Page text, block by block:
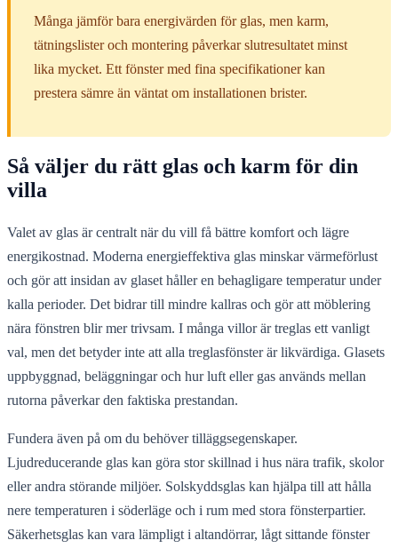
Många jämför bara energivärden för glas, men karm,
tätningslister och montering påverkar slutresultatet minst
lika mycket. Ett fönster med fina specifikationer kan
prestera sämre än väntat om installationen brister.
Så väljer du rätt glas och karm för din
villa
Valet av glas är centralt när du vill få bättre komfort och lägre
energikostnad. Moderna energieffektiva glas minskar värmeförlust
och gör att insidan av glaset håller en behagligare temperatur under
kalla perioder. Det bidrar till mindre kallras och gör att möblering
nära fönstren blir mer trivsam. I många villor är treglas ett vanligt
val, men det betyder inte att alla treglasfönster är likvärdiga. Glasets
uppbyggnad, beläggningar och hur luft eller gas används mellan
rutorna påverkar den faktiska prestandan.
Fundera även på om du behöver tilläggsegenskaper.
Ljudreducerande glas kan göra stor skillnad i hus nära trafik, skolor
eller andra störande miljöer. Solskyddsglas kan hjälpa till att hålla
nere temperaturen i söderläge och i rum med stora fönsterpartier.
Säkerhetsglas kan vara lämpligt i altandörrar, lågt sittande fönster